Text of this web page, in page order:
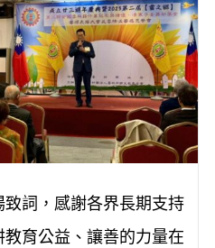
詞，感謝各界長期支持
育公益、讓善的力量在